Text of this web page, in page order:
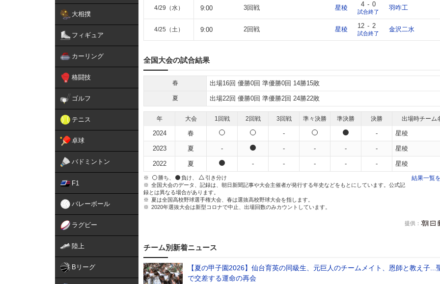
大相撲
フィギュア
カーリング
格闘技
ゴルフ
テニス
卓球
バドミントン
F1
バレーボール
ラグビー
陸上
Bリーグ
4/29（水） 9:00 3回戦 星稜 4 - 0
試合終了
羽咋工
4/25（土） 9:00 2回戦 星稜 12 - 2
試合終了
金沢二水
全国大会の試合結果
春 出場16回 優勝0回 準優勝0回 14勝15敗
夏 出場22回 優勝0回 準優勝2回 24勝22敗
年 大会 1回戦 2回戦 3回戦 準々決勝 準決勝 決勝 出場時チーム
2024 春 - - 星稜
2023 夏 - - - - - 星稜
2022 夏 - - - - - 星稜
勝ち、 負け、
引き分け
全国大会のデータ、記録は、朝日新聞記事や大会主催者が発行する年史などをもとにしています。公式記
録とは異なる場合があります。
夏は全国高校野球選手権大会、春は選抜高校野球大会を指します。
2020年選抜大会は新型コロナで中止、出場回数のみカウントしています。
結果一覧
提供
チーム別新着ニュース
【夏の甲子園2026】仙台育英の同級生、元巨人のチームメイト、恩師と教え子...
で交差する運命の再会